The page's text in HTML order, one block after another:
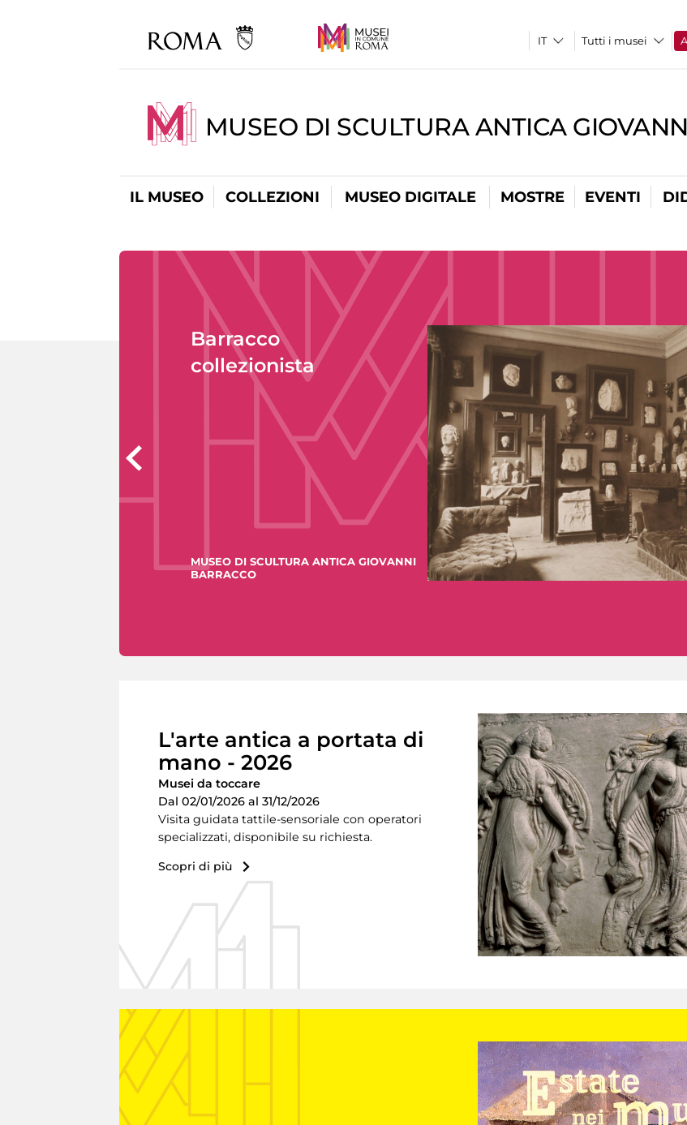
Tutti i musei
MUSEO DI SCULTURA ANTICA
IL MUSEO COLLEZIONI MUSEO DIGITALE MOSTRE EVENTI
Barracco
collezionista
MUSEO DI SCULTURA ANTICA GIOVANNI
BARRACCO
L'arte antica a portata di
mano - 2026
Musei da toccare
Dal 02/01/2026 al 31/12/2026
Visita guidata tattile-sensoriale con operatori
specializzati, disponibile su richiesta.
Scopri di più